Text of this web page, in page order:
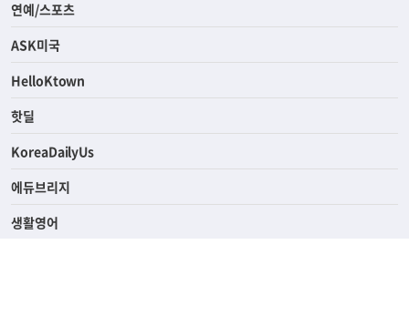
라이프
연예/스포츠
ASK미국
HelloKtown
핫딜
KoreaDailyUs
에듀브리지